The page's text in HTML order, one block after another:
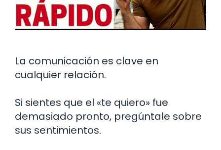
La comunicación es clave en
cualquier relación.
Si sientes que el «te quiero» fue
demasiado pronto, pregúntale sobre
sus sentimientos.